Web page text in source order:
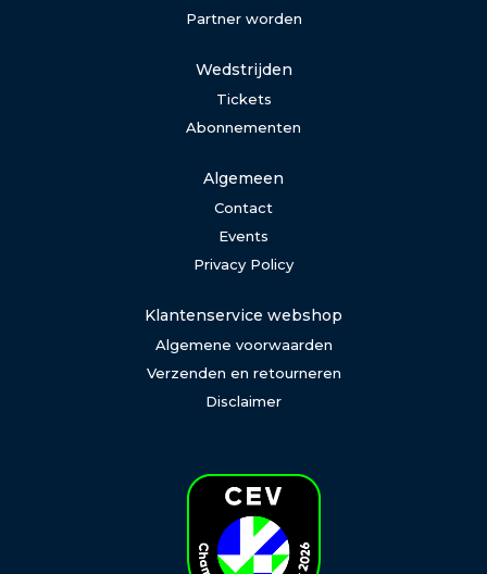
Partner worden
Wedstrijden
Tickets
Abonnementen
Algemeen
Contact
Events
Privacy Policy
Klantenservice webshop
Algemene voorwaarden
Verzenden en retourneren
Disclaimer